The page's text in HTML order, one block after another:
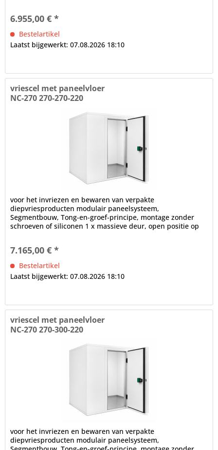
6.955,00 € *
Bestelartikel
Laatst bijgewerkt: 07.08.2026 18:10
vriescel met paneelvloer
NC-270 270-270-220
voor het invriezen en bewaren van verpakte
diepvriesproducten modulair paneelsysteem,
Segmentbouw, Tong-en-groef-principe, montage zonder
schroeven of siliconen 1 x massieve deur, open positie op
7.165,00 € *
Bestelartikel
Laatst bijgewerkt: 07.08.2026 18:10
vriescel met paneelvloer
NC-270 270-300-220
voor het invriezen en bewaren van verpakte
diepvriesproducten modulair paneelsysteem,